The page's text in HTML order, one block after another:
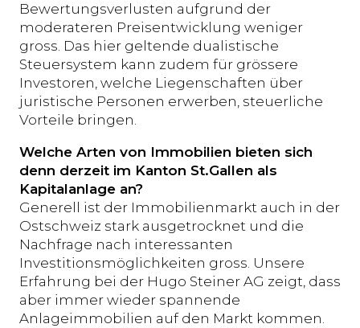
Bewertungsverlusten aufgrund der
moderateren Preisentwicklung weniger
gross. Das hier geltende dualistische
Steuersystem kann zudem für grössere
Investoren, welche Liegenschaften über
juristische Personen erwerben, steuerliche
Vorteile bringen.
Welche Arten von Immobilien bieten sich
denn derzeit im Kanton St.Gallen als
Kapitalanlage an?
Generell ist der Immobilienmarkt auch in der
Ostschweiz stark ausgetrocknet und die
Nachfrage nach interessanten
Investitionsmöglichkeiten gross. Unsere
Erfahrung bei der Hugo Steiner AG zeigt, dass
aber immer wieder spannende
Anlageimmobilien auf den Markt kommen.